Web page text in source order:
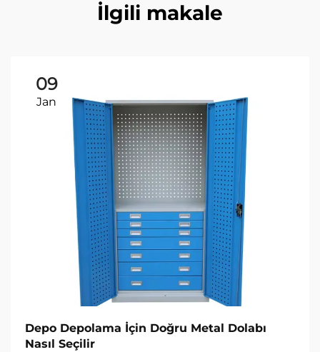
İlgili makale
09
Jan
Depo Depolama İçin Doğru Metal Dolabı
Nasıl Seçilir